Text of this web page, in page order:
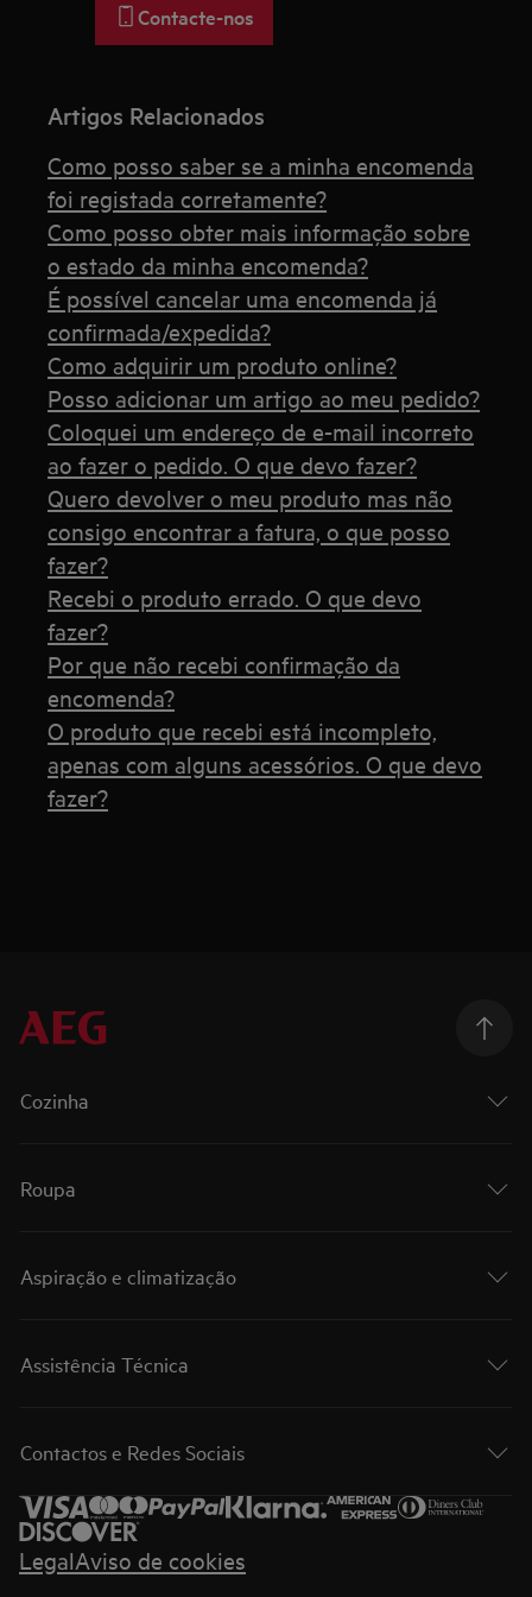
Contacte-nos
Artigos Relacionados
Como posso saber se a minha encomenda
foi registada corretamente?
Como posso obter mais informação sobre
o estado da minha encomenda?
É possível cancelar uma encomenda já
confirmada/expedida?
Como adquirir um produto online?
Posso adicionar um artigo ao meu pedido?
Coloquei um endereço de e-mail incorreto
ao fazer o pedido. O que devo fazer?
Quero devolver o meu produto mas não
consigo encontrar a fatura, o que posso
fazer?
Recebi o produto errado. O que devo
fazer?
Por que não recebi confirmação da
encomenda?
O produto que recebi está incompleto,
apenas com alguns acessórios. O que devo
fazer?
Cozinha
Roupa
Aspiração e climatização
Assistência Técnica
Contactos e Redes Sociais
LegalAviso de cookies